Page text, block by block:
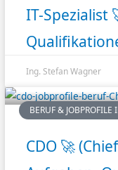
IT-Spezialist
Ing. Stefan Wagner
BERUF & JOBPROFILE
CDO 🚀